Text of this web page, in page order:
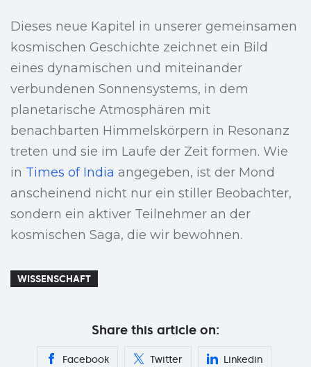
Dieses neue Kapitel in unserer gemeinsamen
kosmischen Geschichte zeichnet ein Bild
eines dynamischen und miteinander
verbundenen Sonnensystems, in dem
planetarische Atmosphären mit
benachbarten Himmelskörpern in Resonanz
treten und sie im Laufe der Zeit formen. Wie
in Times of India angegeben, ist der Mond
anscheinend nicht nur ein stiller Beobachter,
sondern ein aktiver Teilnehmer an der
kosmischen Saga, die wir bewohnen.
WISSENSCHAFT
Share this article on:
Facebook Twitter Linkedin